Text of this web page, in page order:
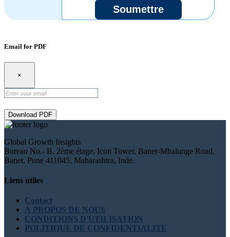
Soumettre
Email for PDF
×
Download PDF
Global Growth Insights
Bureau No.- B, 2ème étage, Icon Tower, Baner-Mhalunge Road,
Baner, Pune 411045, Maharashtra, Inde.
Liens utiles
Contact
À PROPOS DE NOUS
CONDITIONS D'UTILISATION
POLITIQUE DE CONFIDENTIALITÉ